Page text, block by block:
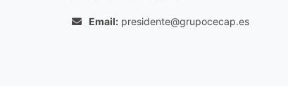
Email: presidente@grupocecap.es